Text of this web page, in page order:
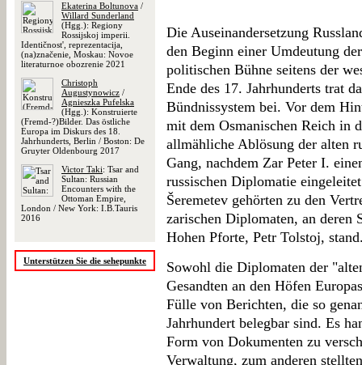
Ekaterina Boltunova /
Willard Sunderland
(Hgg.): Regiony
Rossijskoj imperii.
Identičnost', reprezentacija,
(na)značenie, Moskau: Novoe
literaturnoe obozrenie 2021
Christoph
Augustynowicz /
Agnieszka Pufelska
(Hgg.): Konstruierte
(Fremd-?)Bilder. Das östliche
Europa im Diskurs des 18.
Jahrhunderts, Berlin / Boston: De
Gruyter Oldenbourg 2017
Victor Taki: Tsar and
Sultan: Russian
Encounters with the
Ottoman Empire,
London / New York: I.B.Tauris
2016
Unterstützen Sie die sehepunkte
Die Auseinandersetzung
den Beginn einer Umdeutung
politischen Bühne seitens der
Ende des 17. Jahrhunderts trat
Bündnissystem bei. Vor dem
mit dem Osmanischen Reich in
allmähliche Ablösung der alten
Gang, nachdem Zar Peter I.
russischen Diplomatie
Šeremetev gehörten zu den
zarischen Diplomaten, an deren
Hohen Pforte, Petr Tolstoj,
Sowohl die Diplomaten der
Gesandten an den Höfen
Fülle von Berichten, die so
Jahrhundert belegbar sind. Es
Form von Dokumenten zu
Verwaltung, zum anderen